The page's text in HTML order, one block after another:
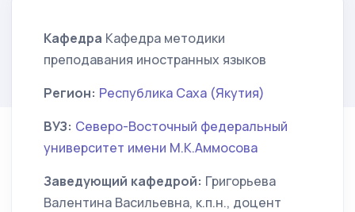
Кафедра Кафедра методики
преподавания иностранных языков
Регион: Республика Саха (Якутия)
ВУЗ: Северо-Восточный федеральный
университет имени М.К.Аммосова
Заведующий кафедрой: Григорьева
Валентина Васильевна, к.п.н., доцент